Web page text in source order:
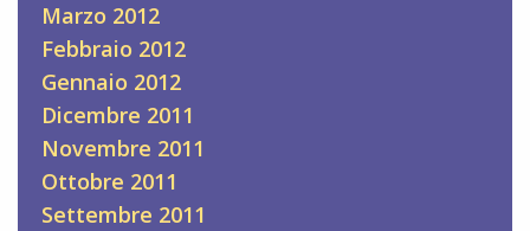
Marzo 2012
Febbraio 2012
Gennaio 2012
Dicembre 2011
Novembre 2011
Ottobre 2011
Settembre 2011